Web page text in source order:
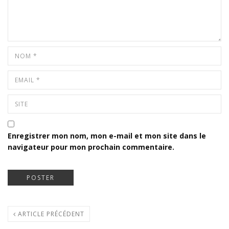
Enregistrer mon nom, mon e-mail et mon site dans le
navigateur pour mon prochain commentaire.
ARTICLE PRÉCÉDENT